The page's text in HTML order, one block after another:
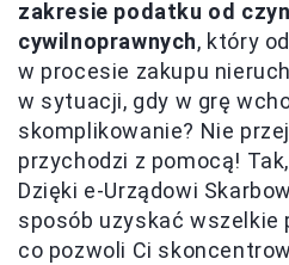
zakresie podatku od
cywilnoprawnych, który
w procesie zakupu
w sytuacji, gdy w grę
skomplikowanie? Nie
przychodzi z pomocą!
Dzięki e-Urządowi
sposób uzyskać wszelkie
co pozwoli Ci